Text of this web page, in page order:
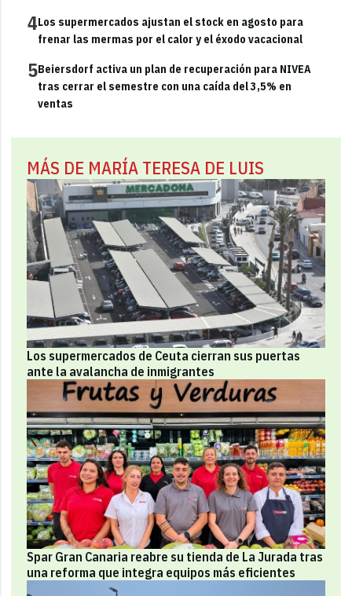
4Los supermercados ajustan el stock en agosto para
frenar las mermas por el calor y el éxodo vacacional
5Beiersdorf activa un plan de recuperación para NIVEA
tras cerrar el semestre con una caída del 3,5% en
ventas
MÁS DE MARÍA TERESA DE LUIS
Los supermercados de Ceuta cierran sus puertas
ante la avalancha de inmigrantes
Spar Gran Canaria reabre su tienda de La Jurada tras
una reforma que integra equipos más eficientes